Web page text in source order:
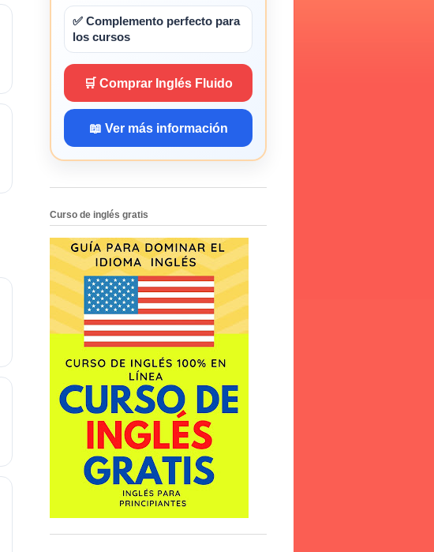
✅ Complemento perfecto para
los cursos
🛒 Comprar Inglés Fluido
📖 Ver más información
Curso de inglés gratis